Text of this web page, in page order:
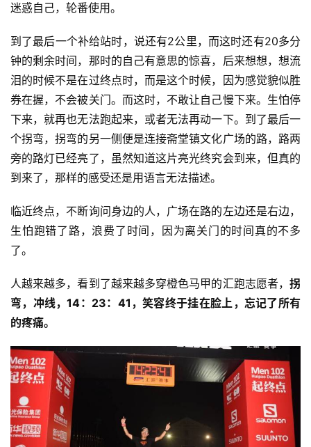
迷惑自己，轮番使用。
到了最后一个补给站时，说还有2公里，而这时还有20多分
钟的剩余时间，那时的自己有意思的惊喜，后来想想，想流
泪的时候不是在过终点时，而是这个时候，因为感觉貌似胜
券在握，不会被关门。而这时，不敢让自己慢下来。生怕停
下来，就再也无法跑起来，或者无法再动一下。到了最后一
个拐弯，拐弯的另一侧便是连接斋堂镇文化广场的路，路两
旁的路灯已经亮了，虽然知道这片亮光终究会到来，但真的
到来了，那样的感受还是用语言无法描述。
临近终点，不断询问身边的人，广场在路的左边还是右边，
生怕跑错了路，浪费了时间，因为离关门的时间真的不多
了。
人越来越多，看到了越来越多穿橙色马甲的汇跑志愿者， 拐
弯，冲线，14：23：41，笑容终于挂在脸上，忘记了所有
的疼痛。